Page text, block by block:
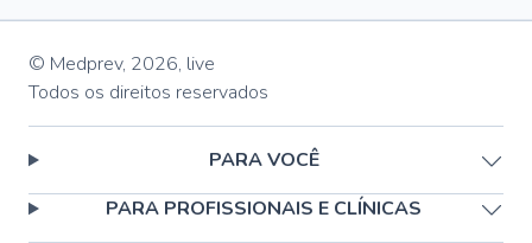
© Medprev, 2026, live
Todos os direitos reservados
PARA VOCÊ
PARA PROFISSIONAIS E CLÍNICAS